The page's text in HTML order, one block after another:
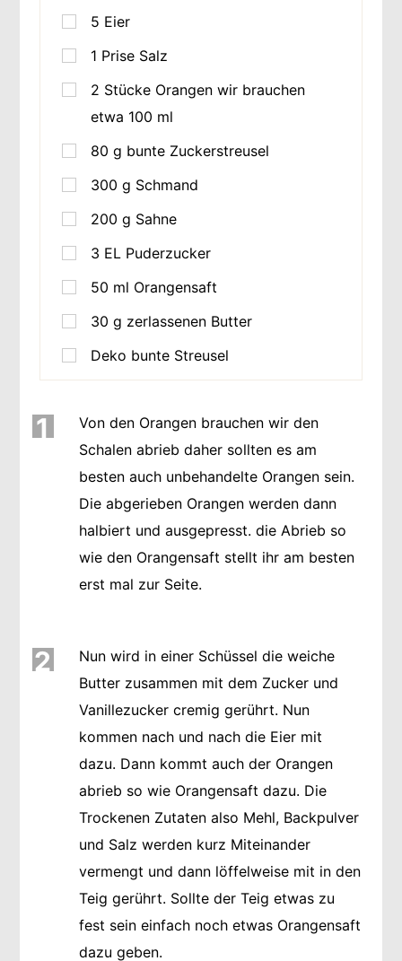
5 Eier
1 Prise Salz
2 Stücke Orangen wir brauchen
etwa 100 ml
80 g bunte Zuckerstreusel
300 g Schmand
200 g Sahne
3 EL Puderzucker
50 ml Orangensaft
30 g zerlassenen Butter
Deko bunte Streusel
1
Von den Orangen brauchen wir den
Schalen abrieb daher sollten es am
besten auch unbehandelte Orangen sein.
Die abgerieben Orangen werden dann
halbiert und ausgepresst. die Abrieb so
wie den Orangensaft stellt ihr am besten
erst mal zur Seite.
2
Nun wird in einer Schüssel die weiche
Butter zusammen mit dem Zucker und
Vanillezucker cremig gerührt. Nun
kommen nach und nach die Eier mit
dazu. Dann kommt auch der Orangen
abrieb so wie Orangensaft dazu. Die
Trockenen Zutaten also Mehl, Backpulver
und Salz werden kurz Miteinander
vermengt und dann löffelweise mit in den
Teig gerührt. Sollte der Teig etwas zu
fest sein einfach noch etwas Orangensaft
dazu geben.